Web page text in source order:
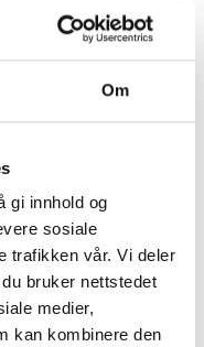
Om
gi innhold og
sosiale
trafikken vår. Vi deler
bruker nettstedet
medier,
kan kombinere den